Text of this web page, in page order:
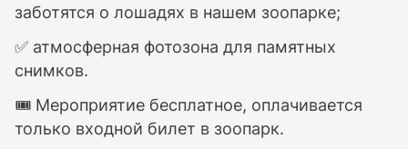
заботятся о лошадях в нашем зоопарке;
✅ атмосферная фотозона для памятных
снимков.
🎟 Мероприятие бесплатное, оплачивается
только входной билет в зоопарк.